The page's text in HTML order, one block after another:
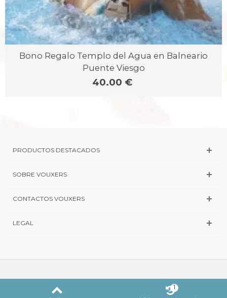
Bono Regalo Templo del Agua en Balneario
Puente Viesgo
40.00 €
PRODUCTOS DESTACADOS
SOBRE VOUXERS
CONTACTOS VOUXERS
LEGAL
1